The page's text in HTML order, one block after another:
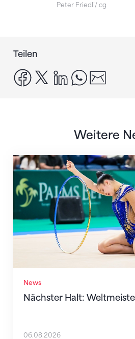
Peter Friedli/ cg
Teilen
facebook
x linkedinwhatsapp
Weitere
News
Nächster Halt:
Nächster Halt:
06.08.2026